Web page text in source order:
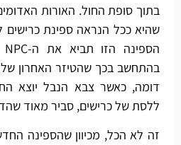
בתוך סופת החול. האורות
שהיא ככל הנראה ספינת
דומה, כאשר צבא הנבל יוצא
ללסת של כרישים, סביר מאוד